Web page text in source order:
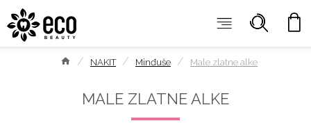
NAKIT Minđuše Male zlatne alke
MALE ZLATNE ALKE